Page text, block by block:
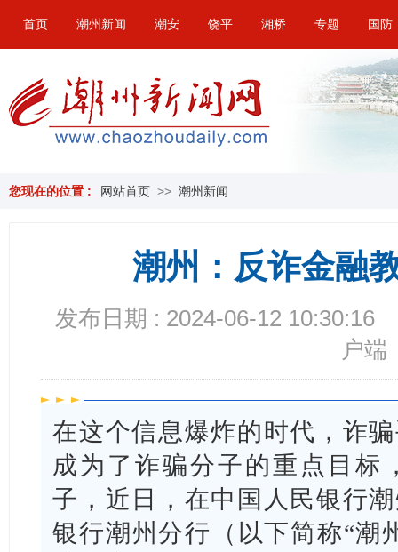
首页 潮州新闻 潮安 饶平 湘桥 专题 国防
您现在的位置 : 网站首页 >> 潮州新闻
潮州：反诈金融
发布日期 : 2024-06-12 10:30:16
户端
在这个信息爆炸的时代，诈
成为了诈骗分子的重点目标
子，近日，在中国人民银行
银行潮州分行（以下简称“潮